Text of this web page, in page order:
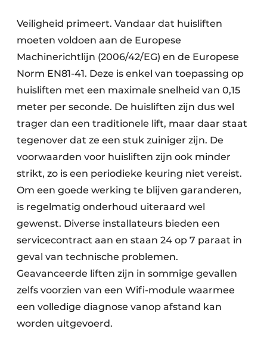
Veiligheid primeert. Vandaar dat huisliften
moeten voldoen aan de Europese
Machinerichtlijn (2006/42/EG) en de Europese
Norm EN81-41. Deze is enkel van toepassing op
huisliften met een maximale snelheid van 0,15
meter per seconde. De huisliften zijn dus wel
trager dan een traditionele lift, maar daar staat
tegenover dat ze een stuk zuiniger zijn. De
voorwaarden voor huisliften zijn ook minder
strikt, zo is een periodieke keuring niet vereist.
Om een goede werking te blijven garanderen,
is regelmatig onderhoud uiteraard wel
gewenst. Diverse installateurs bieden een
servicecontract aan en staan 24 op 7 paraat in
geval van technische problemen.
Geavanceerde liften zijn in sommige gevallen
zelfs voorzien van een Wifi-module waarmee
een volledige diagnose vanop afstand kan
worden uitgevoerd.